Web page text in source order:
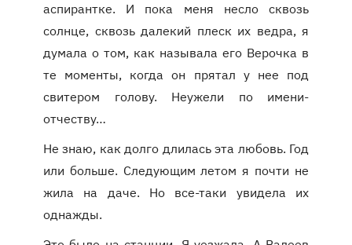
аспирантке. И пока меня несло сквозь
солнце, сквозь далекий плеск их ведра, я
думала о том, как называла его Верочка в
те моменты, когда он прятал у нее под
свитером голову. Неужели по имени-
отчеству…
Не знаю, как долго длилась эта любовь. Год
или больше. Следующим летом я почти не
жила на даче. Но все-таки увидела их
однажды.